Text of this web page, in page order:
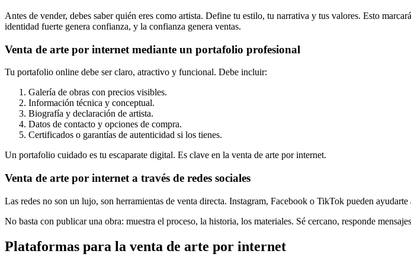
Antes de vender, debes saber quién eres como artista. Define tu estilo, tu narrativa y tus valores. Esto
identidad fuerte genera confianza, y la confianza genera ventas.
Venta de arte por internet mediante un portafolio profesional
Tu portafolio online debe ser claro, atractivo y funcional. Debe incluir:
Galería de obras con precios visibles.
Información técnica y conceptual.
Biografía y declaración de artista.
Datos de contacto y opciones de compra.
Certificados o garantías de autenticidad si los tienes.
Un portafolio cuidado es tu escaparate digital. Es clave en la venta de arte por internet.
Venta de arte por internet a través de redes sociales
Las redes no son un lujo, son herramientas de venta directa. Instagram, Facebook o TikTok pueden
No basta con publicar una obra: muestra el proceso, la historia, los materiales. Sé cercano, responde
Plataformas para la venta de arte por internet